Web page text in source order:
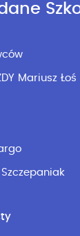
Mariusz Łoś